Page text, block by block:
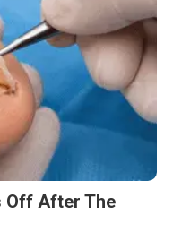
Off After The